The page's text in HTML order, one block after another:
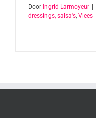
Door Ingrid Larmoyeur
dressings, salsa's, Vlees